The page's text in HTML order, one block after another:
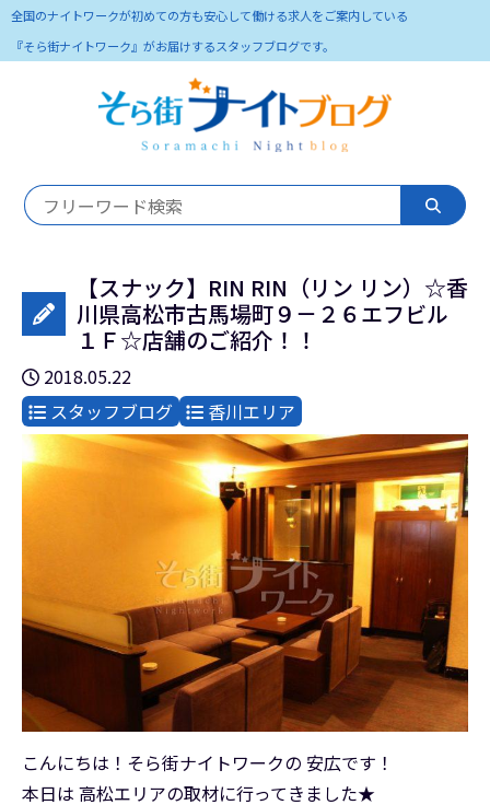
全国のナイトワークが初めての方も安心して働ける求人をご案内している
『そら街ナイトワーク』がお届けするスタッフブログです。
【スナック】RIN RIN（リン リン）☆香
川県高松市古馬場町９－２６エフビル
１Ｆ☆店舗のご紹介！！
2018.05.22
スタッフブログ
香川エリア
こんにちは！そら街ナイトワークの 安広です！
本日は 高松エリアの取材に行ってきました★